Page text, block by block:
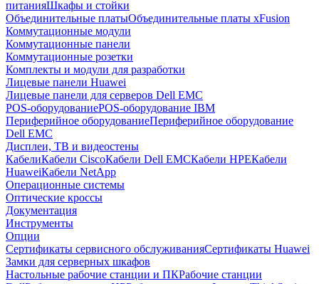
питанияШкафы и стойки
Объединительные платыОбъединительные платы xFusion
Коммутационные модули
Коммутационные панели
Коммутационные розетки
Комплекты и модули для разработки
Лицевые панели Huawei
Лицевые панели для серверов Dell EMC
POS-оборудованиеPOS-оборудование IBM
Периферийное оборудованиеПериферийное оборудование
Dell EMC
Дисплеи, ТВ и видеостены
КабелиКабели CiscoКабели Dell EMCКабели HPEКабели
HuaweiКабели NetApp
Операционные системы
Оптические кроссы
Документация
Инструменты
Опции
Сертификаты сервисного обслуживанияСертификаты Huawei
Замки для серверных шкафов
Настольные рабочие станции и ПКРабочие станции